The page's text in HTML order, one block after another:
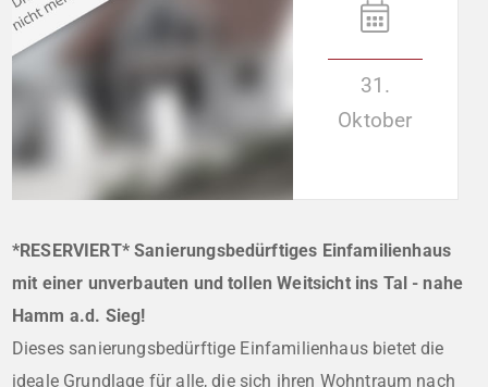
31.
Oktober
*RESERVIERT* Sanierungsbedürftiges Einfamilienhaus
mit einer unverbauten und tollen Weitsicht ins Tal - nahe
Hamm a.d. Sieg!
Dieses sanierungsbedürftige Einfamilienhaus bietet die
ideale Grundlage für alle, die sich ihren Wohntraum nach